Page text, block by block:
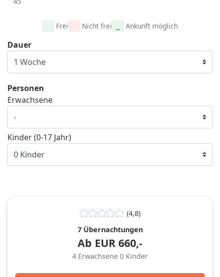
Frei Nicht frei Ankunft möglich
Dauer
Personen
Erwachsene
Kinder (0-17 Jahr)
(4,8)
7 Übernachtungen
Ab EUR 660,-
4 Erwachsene 0 Kinder